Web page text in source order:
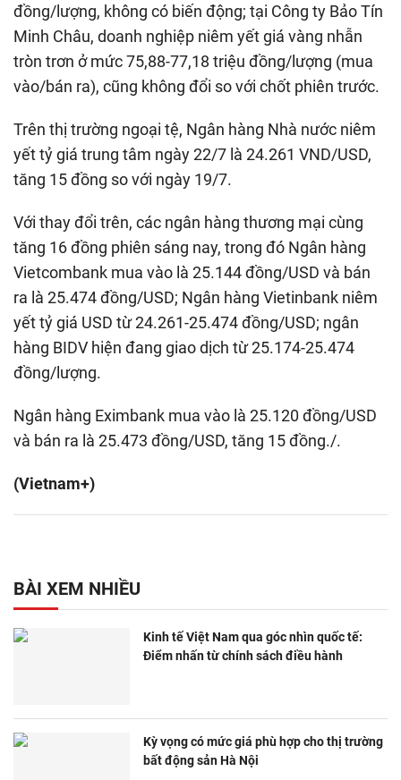
đồng/lượng, không có biến động; tại Công ty Bảo Tín
Minh Châu, doanh nghiệp niêm yết giá vàng nhẫn
tròn trơn ở mức 75,88-77,18 triệu đồng/lượng (mua
vào/bán ra), cũng không đổi so với chốt phiên trước.
Trên thị trường ngoại tệ, Ngân hàng Nhà nước niêm
yết tỷ giá trung tâm ngày 22/7 là 24.261 VND/USD,
tăng 15 đồng so với ngày 19/7.
Với thay đổi trên, các ngân hàng thương mại cùng
tăng 16 đồng phiên sáng nay, trong đó Ngân hàng
Vietcombank mua vào là 25.144 đồng/USD và bán
ra là 25.474 đồng/USD; Ngân hàng Vietinbank niêm
yết tỷ giá USD từ 24.261-25.474 đồng/USD; ngân
hàng BIDV hiện đang giao dịch từ 25.174-25.474
đồng/lượng.
Ngân hàng Eximbank mua vào là 25.120 đồng/USD
và bán ra là 25.473 đồng/USD, tăng 15 đồng./.
(Vietnam+)
BÀI XEM NHIỀU
Kinh tế Việt Nam qua góc nhìn quốc tế:
Điểm nhấn từ chính sách điều hành
Kỳ vọng có mức giá phù hợp cho thị trường
bất động sản Hà Nội